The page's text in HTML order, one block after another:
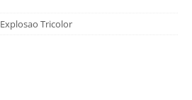
Explosao Tricolor